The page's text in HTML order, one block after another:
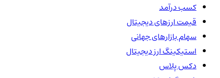
کسب درآمد
قیمت ارزهای دیجیتال
سهام بازارهای جهانی
استیکینگ ارز دیجیتال
دکس پلاس